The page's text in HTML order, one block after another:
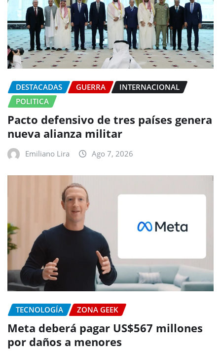
DESTACADAS GUERRA
INTERNACIONAL
POLITICA
Pacto defensivo de tres países genera
nueva alianza militar
Emiliano Lira Ago 7, 2026
TECNOLOGÍA ZONA GEEK
Meta deberá pagar US$567 millones
por daños a menores